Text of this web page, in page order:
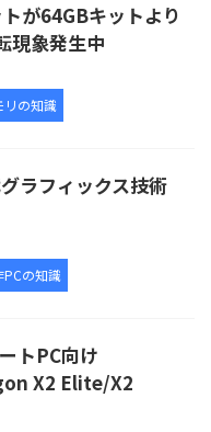
が64GBキットより
象発生中
リの知識
ラフィックス技術
PCの知識
トPC向け
X2 Elite/X2